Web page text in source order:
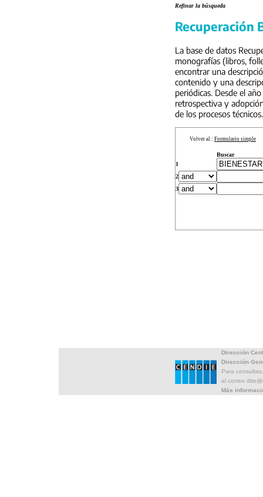
Refinar la búsqueda
Recuperación
La base de datos
monografías (libros,
encontrar una
contenido y una
periódicas. Desde el
retrospectiva y
de los procesos técnicos.
Volver al : Formulario simple
Buscar
1
2
3
Dirección
Dirección
Para
al correo
Más